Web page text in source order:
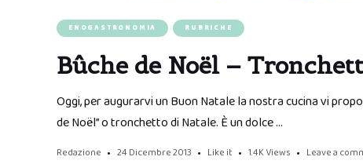
ENOGASTRONOMIA RUBRICHE
Bûche de Noël –
Oggi, per augurarvi un Buon Natale la nostra cucina vi
de Noël” o tronchetto di Natale. È un dolce …
Redazione 24 Dicembre 2013 Like it 1.4K Views Leave a